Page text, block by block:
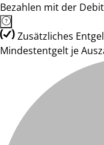
Bezahlen mit der
Zusätzliches
Mindestentgelt je